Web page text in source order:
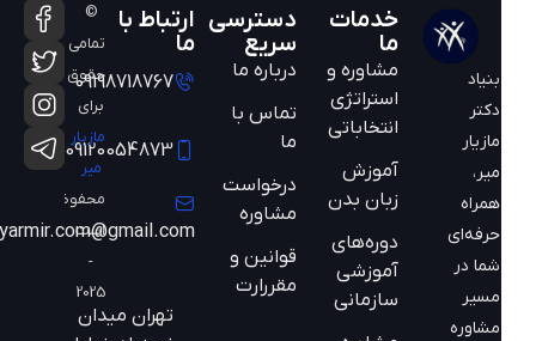
مازیار
همراه
حرفه‌ای
شما در
مسیر
مشاوره
خدمات
مشاوره و
استراتژی
انتخاباتی
آموزش
زبان بدن
دوره‌های
آموزشی
سازمانی
دسترسی
سریع
درباره ما
تماس با
ما
درخواست
مشاوره
قوانین و
مقررارت
ارتباط با
09198718767
09120054873
mazyarmir.com@gmail.com
تهران میدان
©
تمامی
حقوق
مازیار
محفوظ
است